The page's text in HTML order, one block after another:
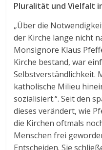
Pluralität und Vielfalt
„Über die
der Kirche lange nicht
Monsignore Klaus
Kirche bestand, war
Selbstverständlichkeit.
katholische Milieu
sozialisiert.“. Seit den
dieses verändert, wie
die Kirchen oftmals
Menschen frei
Entscheiden. Sie